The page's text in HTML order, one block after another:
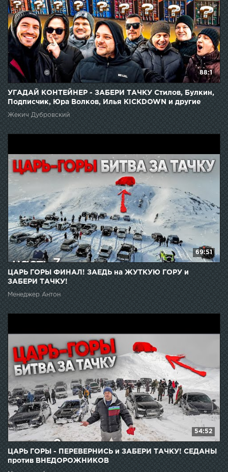
88:1
УГАДАЙ КОНТЕЙНЕР - ЗАБЕРИ ТАЧКУ Стилов, Булкин,
Подписчик, Юра Волков, Илья KICKDOWN и другие
Жекич Дубровский
69:51
ЦАРЬ ГОРЫ ФИНАЛ! ЗАЕДЬ на ЖУТКУЮ ГОРУ и
ЗАБЕРИ ТАЧКУ!
Менеджер Антон
54:52
ЦАРЬ ГОРЫ - ПЕРЕВЕРНИСЬ и ЗАБЕРИ ТАЧКУ! СЕДАНЫ
против ВНЕДОРОЖНИКОВ